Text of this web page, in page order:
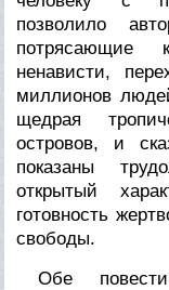
позволило
потрясающие
ненависти,
миллионов
щедрая
островов, и
показаны
открытый
готовность
свободы.
Обе